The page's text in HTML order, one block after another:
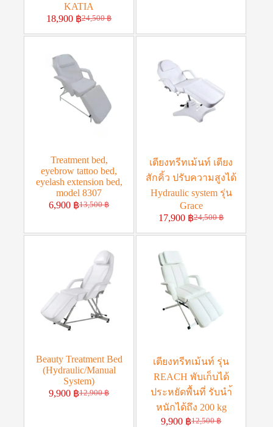
KATIA
24,500฿
18,900 ฿
Treatment bed,
eyebrow tattoo bed,
eyelash extension bed,
model 8307
13,500฿
6,900 ฿
เตียงทรีทเม้นท์ เตียง
สักคิ้ว ปรับความสูงได้
Hydraulic system รุ่น
Grace
24,500฿
17,900 ฿
Beauty Treatment Bed
(Hydraulic/Manual
System)
12,900฿
9,900 ฿
เตียงทรีทเม้นท์ รุ่น
REACH พับเก็บได้
ประหยัดพื้นที่ รับนำ้
หนักได้ถึง 200 kg
12,500฿
9,900 ฿